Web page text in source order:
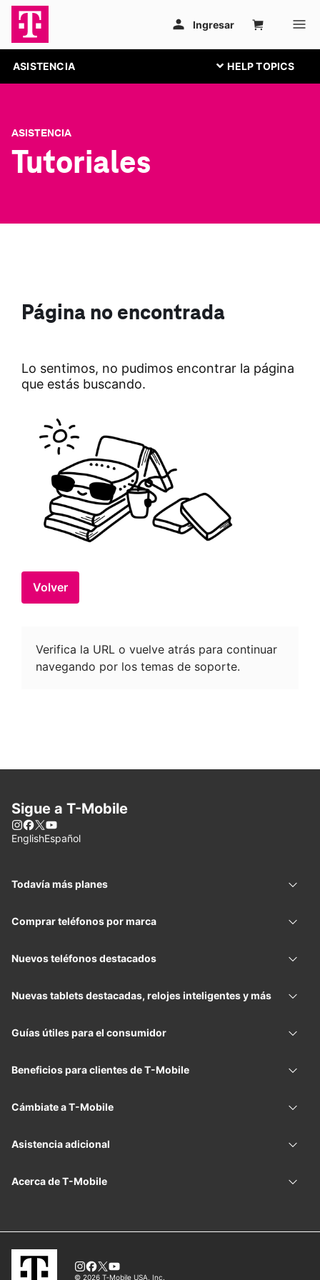
ASISTENCIA
ASISTENCIA
Tutoriales